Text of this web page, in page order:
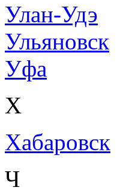
Улан-Удэ
Ульяновск
Уфа
Х
Хабаровск
Ч